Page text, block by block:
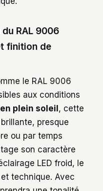
RAL 9006
finition de
le RAL 9006
aux conditions
plein soleil, cette
presque
ou par temps
son caractère
LED froid, le
technique. Avec